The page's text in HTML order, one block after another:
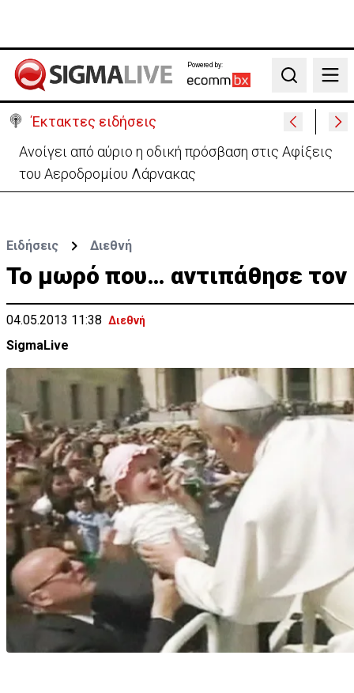
Powered by:
Search
Έκτακτες ειδήσεις
Ανοίγει από αύριο η οδική πρόσβαση στις Αφίξεις
του Αεροδρομίου Λάρνακας
Ειδήσεις Διεθνή
Το μωρό που… αντιπάθησε
04.05.2013 11:38 Διεθνή
SigmaLive